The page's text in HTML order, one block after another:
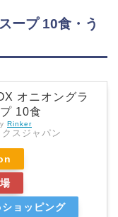
ープ 10食・う
オニオングラ
10食
Rinker
クスジャパン
ョッピング